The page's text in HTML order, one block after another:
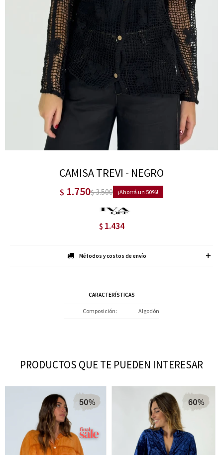
CAMISA TREVI - NEGRO
$ 1.750$3.500 50
$ 1.434
Métodos y costos de envío
CARACTERÍSTICAS
Composición Algodón
PRODUCTOS QUE TE PUEDEN INTERESAR